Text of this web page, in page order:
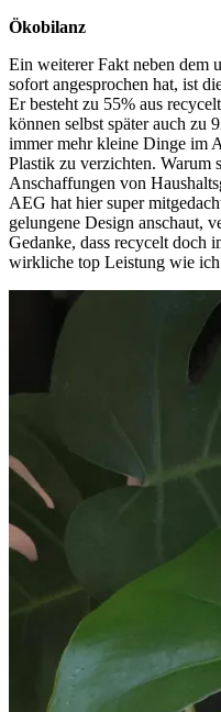
Ökobilanz
Ein weiterer Fakt neben dem
sofort angesprochen hat, ist
Er besteht zu 55% aus
können selbst später auch zu
immer mehr kleine Dinge im
Plastik zu verzichten. Warum
Anschaffungen von
AEG hat hier super
gelungene Design anschaut,
Gedanke, dass recycelt doch
wirkliche top Leistung wie